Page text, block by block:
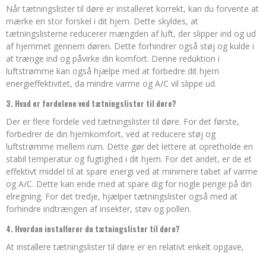
Når tætningslister til døre er installeret korrekt, kan du forvente at
mærke en stor forskel i dit hjem. Dette skyldes, at
tætningslisterne reducerer mængden af luft, der slipper ind og ud
af hjemmet gennem døren. Dette forhindrer også støj og kulde i
at trænge ind og påvirke din komfort. Denne reduktion i
luftstrømme kan også hjælpe med at forbedre dit hjem
energieffektivitet, da mindre varme og A/C vil slippe ud.
3. Hvad er fordelene ved tætningslister til døre?
Der er flere fordele ved tætningslister til døre. For det første,
forbedrer de din hjemkomfort, ved at reducere støj og
luftstrømme mellem rum. Dette gør det lettere at opretholde en
stabil temperatur og fugtighed i dit hjem. For det andet, er de et
effektivt middel til at spare energi ved at minimere tabet af varme
og A/C. Dette kan ende med at spare dig for nogle penge på din
elregning. For det tredje, hjælper tætningslister også med at
forhindre indtrængen af insekter, støv og pollen.
4. Hvordan installerer du tætningslister til døre?
At installere tætningslister til døre er en relativt enkelt opgave,